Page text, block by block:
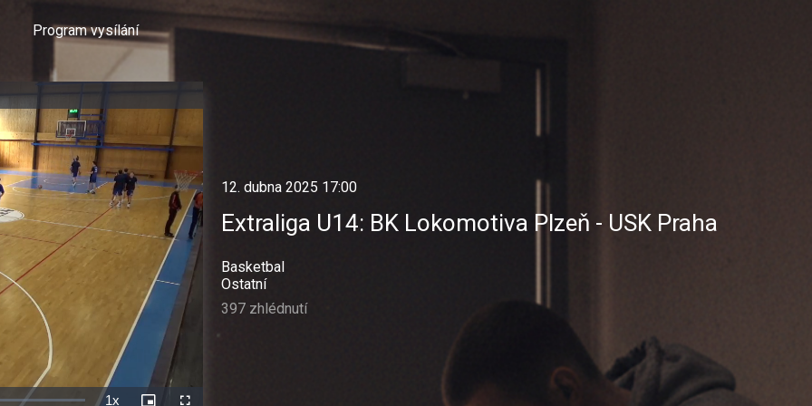
Program vysílání
1x
12. dubna 2025 17:00
Extraliga U14: BK Lokomotiva Plzeň - USK Praha
Basketbal
Ostatní
397 zhlédnutí